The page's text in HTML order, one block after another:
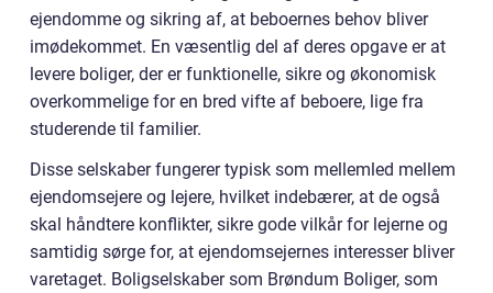
ejendomme og sikring af, at beboernes behov bliver
imødekommet. En væsentlig del af deres opgave er at
levere boliger, der er funktionelle, sikre og økonomisk
overkommelige for en bred vifte af beboere, lige fra
studerende til familier.
Disse selskaber fungerer typisk som mellemled mellem
ejendomsejere og lejere, hvilket indebærer, at de også
skal håndtere konflikter, sikre gode vilkår for lejerne og
samtidig sørge for, at ejendomsejernes interesser bliver
varetaget. Boligselskaber som Brøndum Boliger, som